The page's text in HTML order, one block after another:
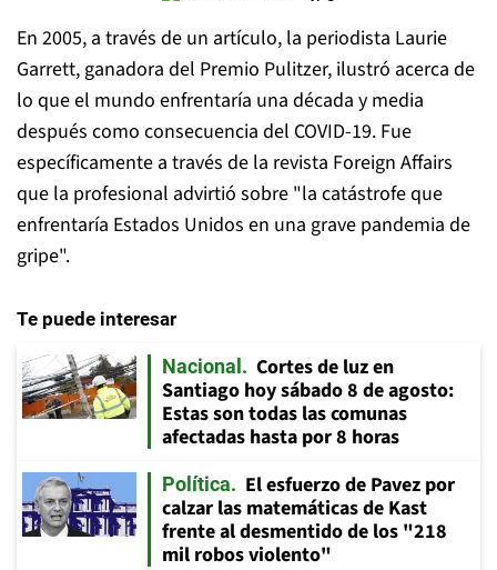
En 2005, a través de un artículo, la periodista Laurie
Garrett, ganadora del Premio Pulitzer, ilustró acerca de
lo que el mundo enfrentaría una década y media
después como consecuencia del COVID-19. Fue
específicamente a través de la revista Foreign Affairs
que la profesional advirtió sobre "la catástrofe que
enfrentaría Estados Unidos en una grave pandemia de
gripe".
Te puede interesar
Nacional
Cortes de luz en
Santiago hoy sábado 8 de agosto:
Estas son todas las comunas
afectadas hasta por 8 horas
Política
El esfuerzo de Pavez por
calzar las matemáticas de Kast
frente al desmentido de los "218
mil robos violento"